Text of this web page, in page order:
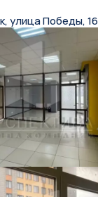
улица Победы, 16